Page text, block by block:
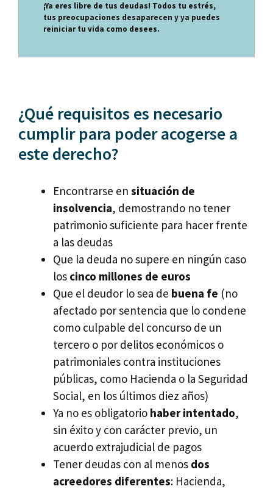
¡Ya eres libre de tus deudas! Todos tu estrés,
tus preocupaciones desaparecen y ya puedes
reiniciar tu vida como desees.
¿Qué requisitos es necesario
cumplir para poder acogerse a
este derecho?
Encontrarse en situación de
insolvencia, demostrando no tener
patrimonio suficiente para hacer frente
a las deudas
Que la deuda no supere en ningún caso
los cinco millones de euros
Que el deudor lo sea de buena fe (no
afectado por sentencia que lo condene
como culpable del concurso de un
tercero o por delitos económicos o
patrimoniales contra instituciones
públicas, como Hacienda o la Seguridad
Social, en los últimos diez años)
Ya no es obligatorio haber intentado,
sin éxito y con carácter previo, un
acuerdo extrajudicial de pagos
Tener deudas con al menos dos
acreedores diferentes: Hacienda,